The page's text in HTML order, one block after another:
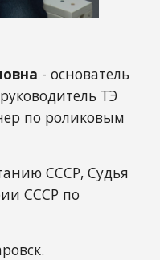
- основатель
ТЭ
по роликовым
СССР, Судья
СССР по